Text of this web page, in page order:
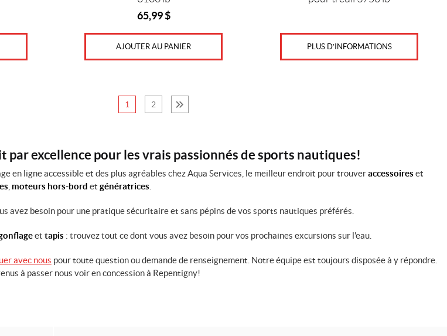
65,99$
AJOUTER AU PANIER PLUS D’INFORMATIONS
1 2
par excellence pour les vrais passionnés de sports nautiques!
en ligne accessible et des plus agréables chez Aqua Services, le meilleur endroit pour trouveraccessoires et
moteurs hors-bord et génératrices
avez besoin pour une pratique sécuritaire et sans pépins de vos sports nautiques préférés.
et tapis : trouvez tout ce dont vous avez besoin pour vos prochaines excursions sur l'eau.
avec nous pour toute question ou demande de renseignement. Notre équipe est toujours disposée à y répondre.
à passer nous voir en concession à Repentigny!